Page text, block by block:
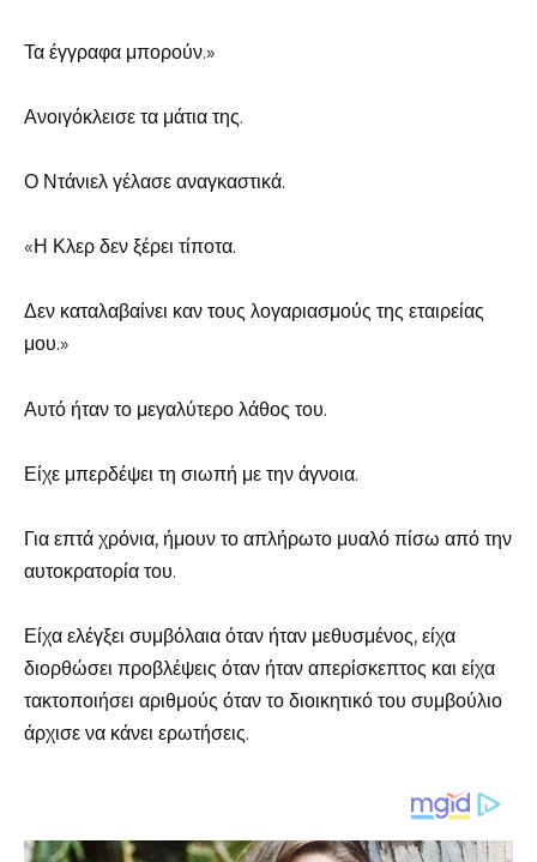
Τα έγγραφα μπορούν.»
Ανοιγόκλεισε τα μάτια της.
Ο Ντάνιελ γέλασε αναγκαστικά.
«Η Κλερ δεν ξέρει τίποτα.
Δεν καταλαβαίνει καν τους λογαριασμούς της εταιρείας
μου.»
Αυτό ήταν το μεγαλύτερο λάθος του.
Είχε μπερδέψει τη σιωπή με την άγνοια.
Για επτά χρόνια, ήμουν το απλήρωτο μυαλό πίσω από την
αυτοκρατορία του.
Είχα ελέγξει συμβόλαια όταν ήταν μεθυσμένος, είχα
διορθώσει προβλέψεις όταν ήταν απερίσκεπτος και είχα
τακτοποιήσει αριθμούς όταν το διοικητικό του συμβούλιο
άρχισε να κάνει ερωτήσεις.